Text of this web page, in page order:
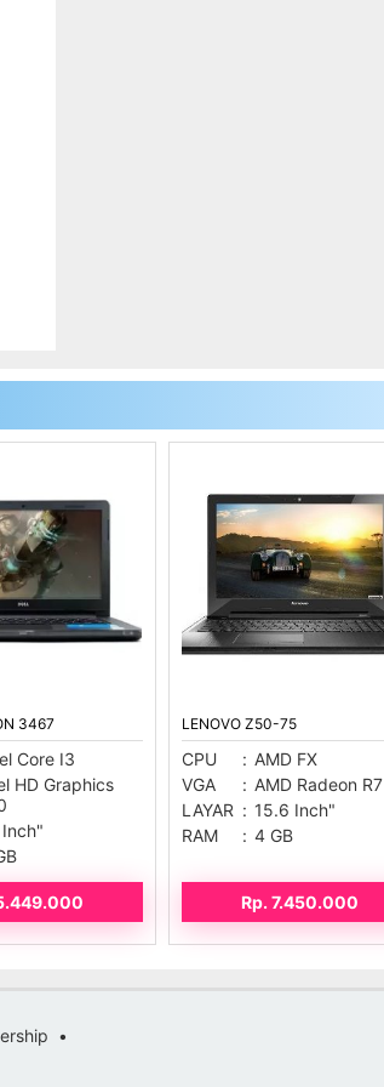
3467
Core I3
HD Graphics
LENOVO Z50-75
CPU : AMD FX
VGA
: AMD Radeon R7
LAYAR : 15.6 Inch"
RAM
: 4 GB
Rp. 7.450.000